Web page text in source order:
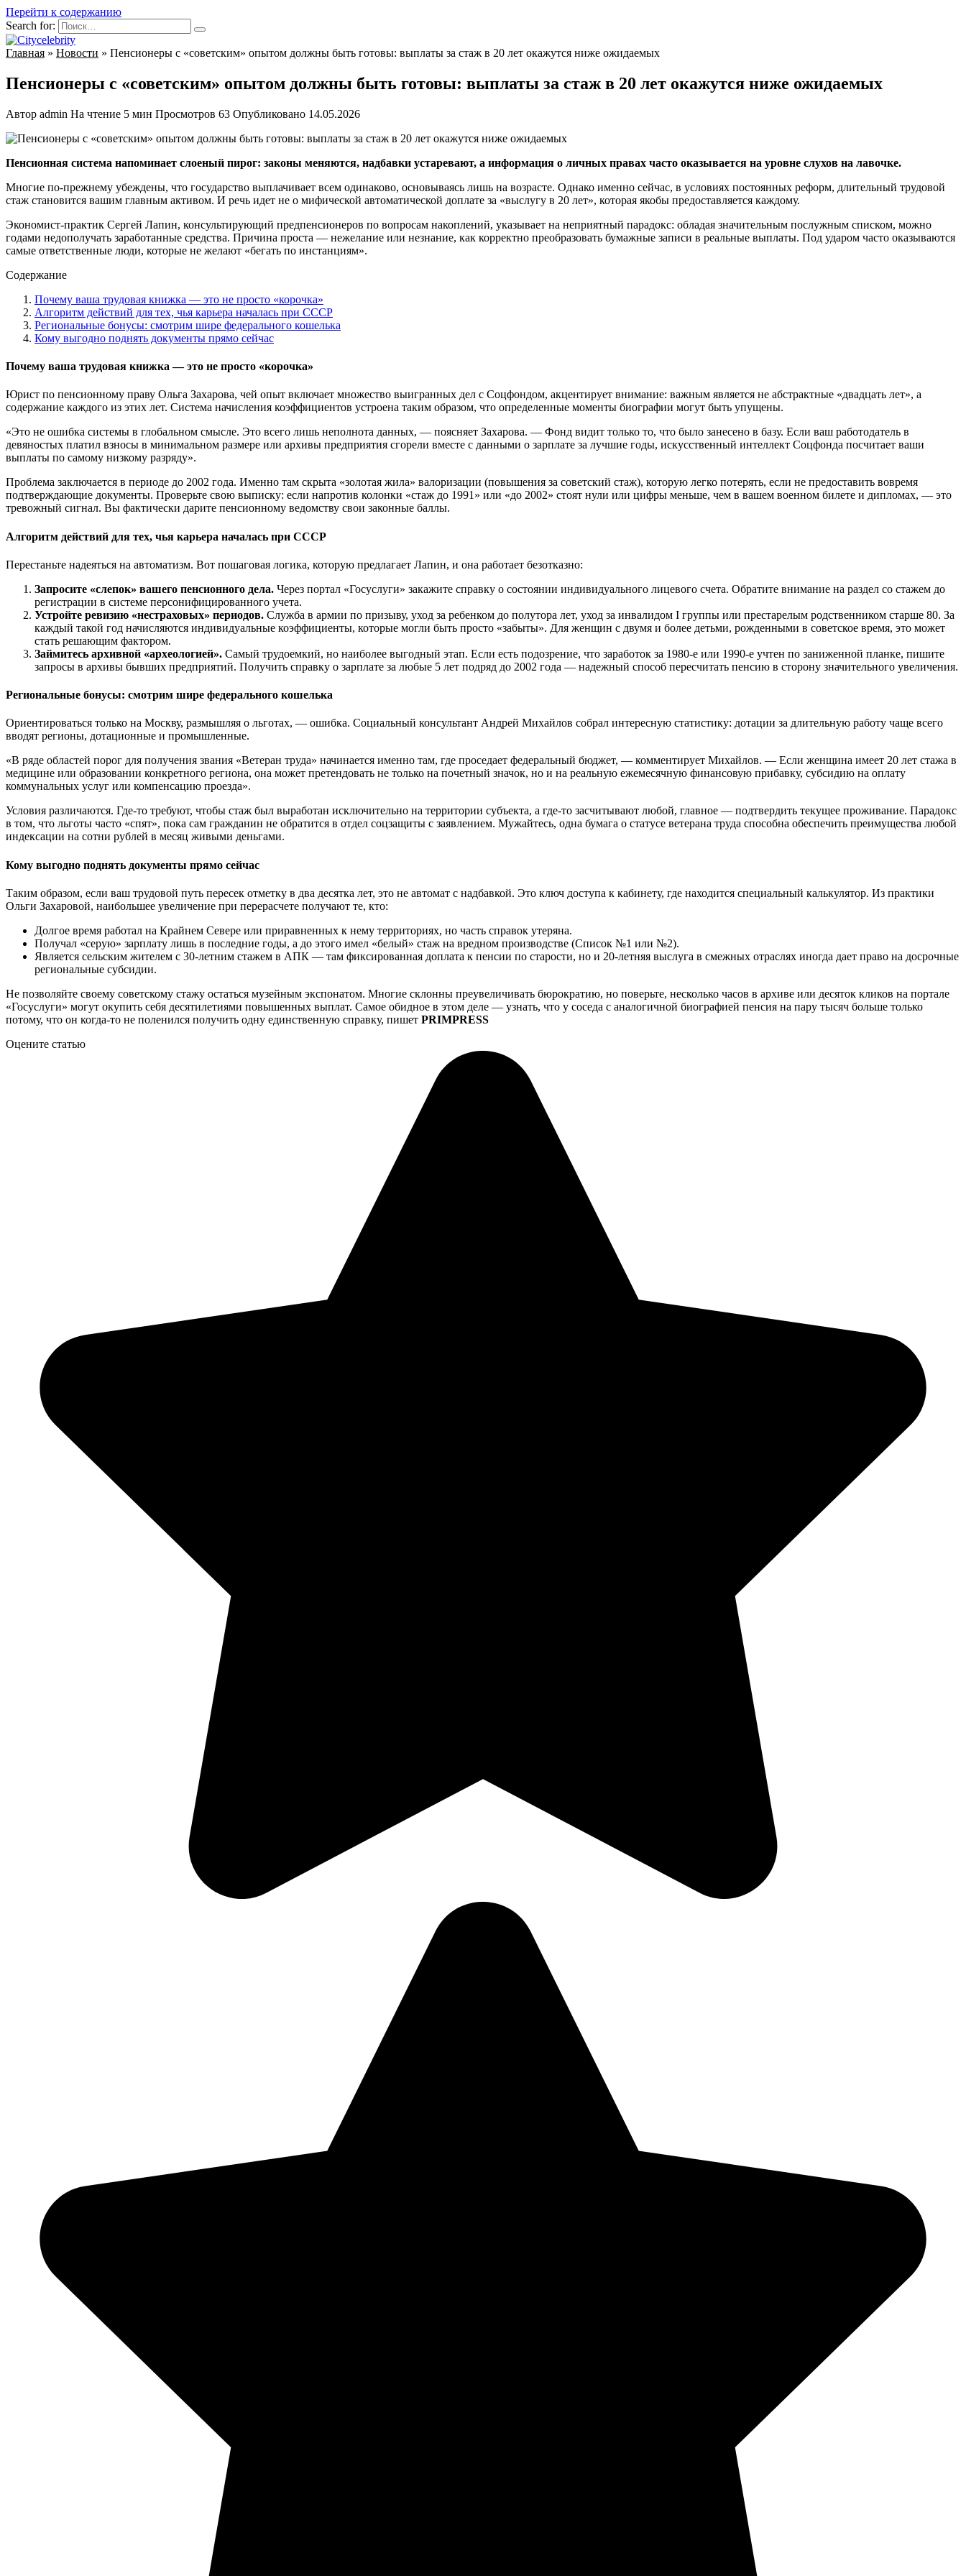
Перейти к содержанию
Search for:
Главная » Новости » Пенсионеры с «советским» опытом должны быть готовы: выплаты за стаж в 20 лет окажутся ниже ожидаемых
Пенсионеры с «советским» опытом должны быть готовы: выплаты за стаж в 20 лет окажутся ниже ожидаемых
Автор admin На чтение 5 мин Просмотров 63 Опубликовано 14.05.2026
Пенсионная система напоминает слоеный пирог: законы меняются, надбавки устаревают, а информация о личных правах часто оказывается на уровне слухов на лавочке.
Многие по-прежнему убеждены, что государство выплачивает всем одинаково, основываясь лишь на возрасте. Однако именно сейчас, в условиях постоянных реформ, длительный трудовой
стаж становится вашим главным активом. И речь идет не о мифической автоматической доплате за «выслугу в 20 лет», которая якобы предоставляется каждому.
Экономист-практик Сергей Лапин, консультирующий предпенсионеров по вопросам накоплений, указывает на неприятный парадокс: обладая значительным послужным списком, можно
годами недополучать заработанные средства. Причина проста — нежелание или незнание, как корректно преобразовать бумажные записи в реальные выплаты. Под ударом часто оказываются
самые ответственные люди, которые не желают «бегать по инстанциям».
Содержание
Почему ваша трудовая книжка — это не просто «корочка»
Алгоритм действий для тех, чья карьера началась при СССР
Региональные бонусы: смотрим шире федерального кошелька
Кому выгодно поднять документы прямо сейчас
Почему ваша трудовая книжка — это не просто «корочка»
Юрист по пенсионному праву Ольга Захарова, чей опыт включает множество выигранных дел с Соцфондом, акцентирует внимание: важным является не абстрактные «двадцать лет», а
содержание каждого из этих лет. Система начисления коэффициентов устроена таким образом, что определенные моменты биографии могут быть упущены.
«Это не ошибка системы в глобальном смысле. Это всего лишь неполнота данных, — поясняет Захарова. — Фонд видит только то, что было занесено в базу. Если ваш работодатель в
девяностых платил взносы в минимальном размере или архивы предприятия сгорели вместе с данными о зарплате за лучшие годы, искусственный интеллект Соцфонда посчитает ваши
выплаты по самому низкому разряду».
Проблема заключается в периоде до 2002 года. Именно там скрыта «золотая жила» валоризации (повышения за советский стаж), которую легко потерять, если не предоставить вовремя
подтверждающие документы. Проверьте свою выписку: если напротив колонки «стаж до 1991» или «до 2002» стоят нули или цифры меньше, чем в вашем военном билете и дипломах, — это
тревожный сигнал. Вы фактически дарите пенсионному ведомству свои законные баллы.
Алгоритм действий для тех, чья карьера началась при СССР
Перестаньте надеяться на автоматизм. Вот пошаговая логика, которую предлагает Лапин, и она работает безотказно:
Запросите «слепок» вашего пенсионного дела. Через портал «Госуслуги» закажите справку о состоянии индивидуального лицевого счета. Обратите внимание на раздел со стажем до
регистрации в системе персонифицированного учета.
Устройте ревизию «нестраховых» периодов. Служба в армии по призыву, уход за ребенком до полутора лет, уход за инвалидом I группы или престарелым родственником старше 80. За
каждый такой год начисляются индивидуальные коэффициенты, которые могли быть просто «забыты». Для женщин с двумя и более детьми, рожденными в советское время, это может
стать решающим фактором.
Займитесь архивной «археологией». Самый трудоемкий, но наиболее выгодный этап. Если есть подозрение, что заработок за 1980-е или 1990-е учтен по заниженной планке, пишите
запросы в архивы бывших предприятий. Получить справку о зарплате за любые 5 лет подряд до 2002 года — надежный способ пересчитать пенсию в сторону значительного увеличения.
Региональные бонусы: смотрим шире федерального кошелька
Ориентироваться только на Москву, размышляя о льготах, — ошибка. Социальный консультант Андрей Михайлов собрал интересную статистику: дотации за длительную работу чаще всего
вводят регионы, дотационные и промышленные.
«В ряде областей порог для получения звания «Ветеран труда» начинается именно там, где проседает федеральный бюджет, — комментирует Михайлов. — Если женщина имеет 20 лет стажа в
медицине или образовании конкретного региона, она может претендовать не только на почетный значок, но и на реальную ежемесячную финансовую прибавку, субсидию на оплату
коммунальных услуг или компенсацию проезда».
Условия различаются. Где-то требуют, чтобы стаж был выработан исключительно на территории субъекта, а где-то засчитывают любой, главное — подтвердить текущее проживание. Парадокс
в том, что льготы часто «спят», пока сам гражданин не обратится в отдел соцзащиты с заявлением. Мужайтесь, одна бумага о статусе ветерана труда способна обеспечить преимущества любой
индексации на сотни рублей в месяц живыми деньгами.
Кому выгодно поднять документы прямо сейчас
Таким образом, если ваш трудовой путь пересек отметку в два десятка лет, это не автомат с надбавкой. Это ключ доступа к кабинету, где находится специальный калькулятор. Из практики
Ольги Захаровой, наибольшее увеличение при перерасчете получают те, кто:
Долгое время работал на Крайнем Севере или приравненных к нему территориях, но часть справок утеряна.
Получал «серую» зарплату лишь в последние годы, а до этого имел «белый» стаж на вредном производстве (Список №1 или №2).
Является сельским жителем с 30-летним стажем в АПК — там фиксированная доплата к пенсии по старости, но и 20-летняя выслуга в смежных отраслях иногда дает право на досрочные
региональные субсидии.
Не позволяйте своему советскому стажу остаться музейным экспонатом. Многие склонны преувеличивать бюрократию, но поверьте, несколько часов в архиве или десяток кликов на портале
«Госуслуги» могут окупить себя десятилетиями повышенных выплат. Самое обидное в этом деле — узнать, что у соседа с аналогичной биографией пенсия на пару тысяч больше только
потому, что он когда-то не поленился получить одну единственную справку, пишет PRIMPRESS
Оцените статью